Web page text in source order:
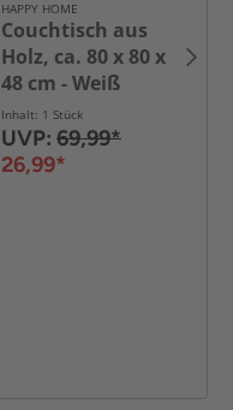
HAPPY HOME
Couchtisch aus
Holz, ca. 80 x 80 x
48 cm - Weiß
Inhalt: 1 Stück
UVP: 69,99*
26,99*